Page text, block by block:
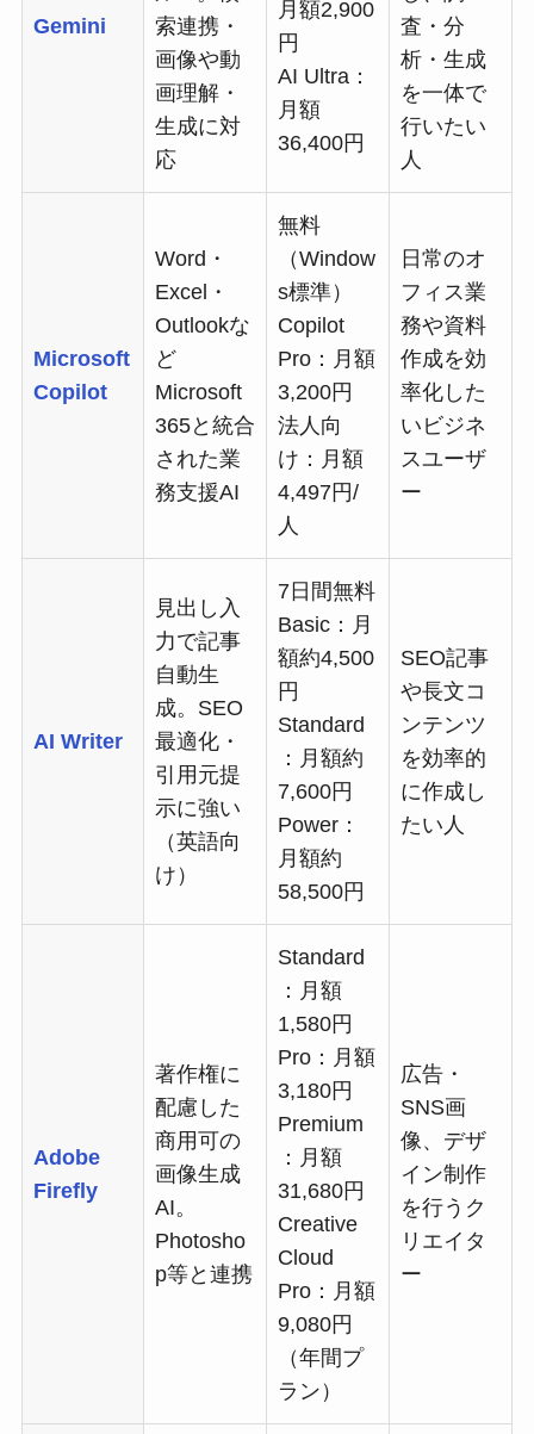
Gemini
索連携・
画像や動
画理解・
生成に対
応
月額2,900
円
AI Ultra：
月額
36,400円
査・分
析・生成
を一体で
行いたい
人
Microsoft
Copilot
Word・
Excel・
Outlookな
ど
Microsoft
365と統合
された業
務支援AI
無料
（Window
s標準）
Copilot
Pro：月額
3,200円
法人向
け：月額
4,497円/
人
日常のオ
フィス業
務や資料
作成を効
率化した
いビジネ
スユーザ
ー
AI Writer
見出し入
力で記事
自動生
成。SEO
最適化・
引用元提
示に強い
（英語向
け）
7日間無料
Basic：月
額約4,500
円
Standard
：月額約
7,600円
Power：
月額約
58,500円
SEO記事
や長文コ
ンテンツ
を効率的
に作成し
たい人
Adobe
Firefly
著作権に
配慮した
商用可の
画像生成
AI。
Photosho
p等と連携
Standard
：月額
1,580円
Pro：月額
3,180円
Premium
：月額
31,680円
Creative
Cloud
Pro：月額
9,080円
（年間プ
ラン）
広告・
SNS画
像、デザ
イン制作
を行うク
リエイタ
ー